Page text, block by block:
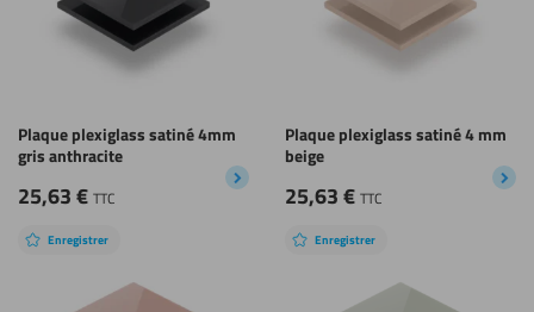
Plaque plexiglass satiné 4mm
gris anthracite
25,63€ TTC
Plaque plexiglass satiné 4 mm
beige
25,63€ TTC
Enregistrer Enregistrer